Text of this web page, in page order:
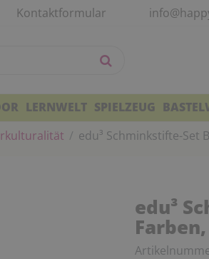
Kontaktformular
LERNWELT SPIELZEUG
edu³ Schminkstifte-Set
edu³